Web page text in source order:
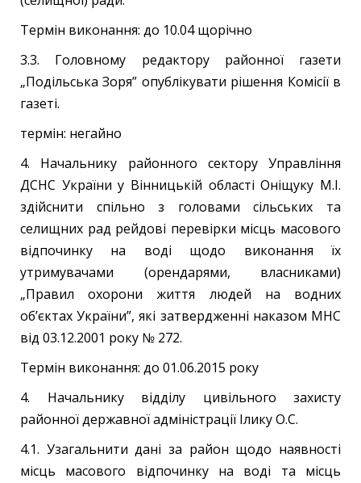
Термін виконання: до 10.04 щорічно
3.3. Головному редактору районної газети
„Подільська Зоря” опублікувати рішення Комісії в
газеті.
термін: негайно
4. Начальнику районного сектору Управління
ДСНС України у Вінницькій області Оніщуку М.І.
здійснити спільно з головами сільських та
селищних рад рейдові перевірки місць масового
відпочинку на воді щодо виконання їх
утримувачами (орендарями, власниками)
„Правил охорони життя людей на водних
об’єктах України”, які затвердженні наказом МНС
від 03.12.2001 року № 272.
Термін виконання: до 01.06.2015 року
4. Начальнику відділу цивільного захисту
районної державної адміністрації Ілику О.С.
4.1. Узагальнити дані за район щодо наявності
місць масового відпочинку на воді та місць